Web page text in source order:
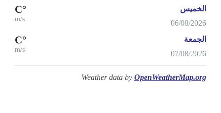
الخميس
06/08/2026
°C
m/s
الجمعة
07/08/2026
°C
m/s
Weather data by OpenWeatherMap.org